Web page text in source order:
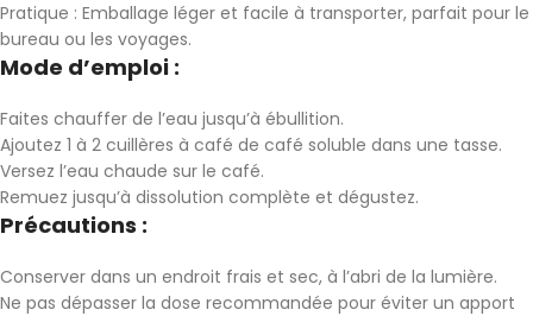
Pratique : Emballage léger et facile à transporter, parfait pour le
bureau ou les voyages.
Mode d’emploi :
Faites chauffer de l’eau jusqu’à ébullition.
Ajoutez 1 à 2 cuillères à café de café soluble dans une tasse.
Versez l’eau chaude sur le café.
Remuez jusqu’à dissolution complète et dégustez.
Précautions :
Conserver dans un endroit frais et sec, à l’abri de la lumière.
Ne pas dépasser la dose recommandée pour éviter un apport